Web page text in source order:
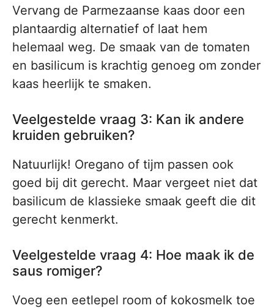
Vervang de Parmezaanse kaas door een
plantaardig alternatief of laat hem
helemaal weg. De smaak van de tomaten
en basilicum is krachtig genoeg om zonder
kaas heerlijk te smaken.
Veelgestelde vraag 3: Kan ik andere
kruiden gebruiken?
Natuurlijk! Oregano of tijm passen ook
goed bij dit gerecht. Maar vergeet niet dat
basilicum de klassieke smaak geeft die dit
gerecht kenmerkt.
Veelgestelde vraag 4: Hoe maak ik de
saus romiger?
Voeg een eetlepel room of kokosmelk toe